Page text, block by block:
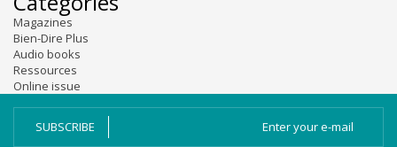
Magazines
Bien-Dire Plus
Audio books
Ressources
Online issue
SUBSCRIBE